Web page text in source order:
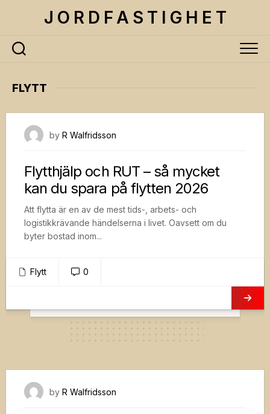
J O R D F A S T I G H E T
FLYTT
by R Walfridsson
Flytthjälp och RUT – så mycket
kan du spara på flytten 2026
Att flytta är en av de mest tids-, arbets- och
logistikkrävande händelserna i livet. Oavsett om du
byter bostad inom...
Flytt 0
by R Walfridsson